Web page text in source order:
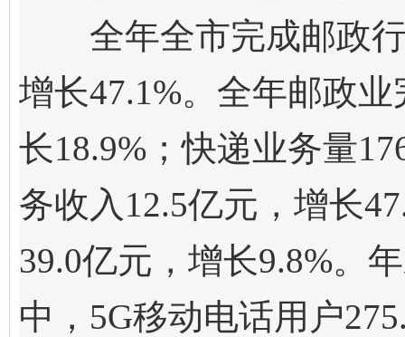
全年全市完成邮政
增长47.1%。 全年邮政
长18.9%；快递业务量
务收入12.5亿元，增长
39.0亿元，增长9.8%。
中，5G移动电话用户